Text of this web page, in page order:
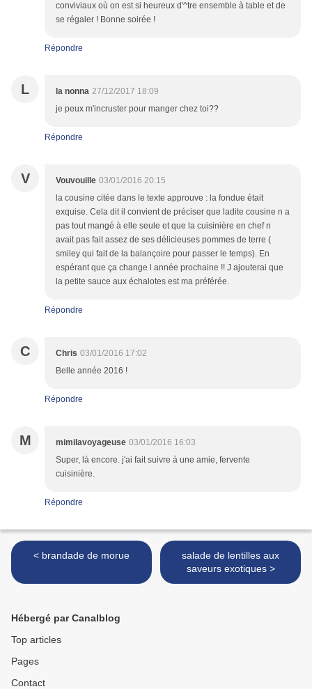
conviviaux où on est si heureux d'^tre ensemble à table et de
se régaler ! Bonne soirée !
Répondre
L la nonna 27/12/2017 18:09
je peux m'incruster pour manger chez toi??
Répondre
V Vouvouille 03/01/2016 20:15
la cousine citée dans le texte approuve : la fondue était
exquise. Cela dit il convient de préciser que ladite cousine n a
pas tout mangé à elle seule et que la cuisinière en chef n
avait pas fait assez de ses délicieuses pommes de terre (
smiley qui fait de la balançoire pour passer le temps). En
espérant que ça change l année prochaine !! J ajouterai que
la petite sauce aux échalotes est ma préférée.
Répondre
C Chris 03/01/2016 17:02
Belle année 2016 !
Répondre
M mimilavoyageuse 03/01/2016 16:03
Super, là encore. j'ai fait suivre à une amie, fervente
cuisinière.
Répondre
< brandade de morue
salade de lentilles aux
saveurs exotiques >
Hébergé par Canalblog
Top articles
Pages
Contact